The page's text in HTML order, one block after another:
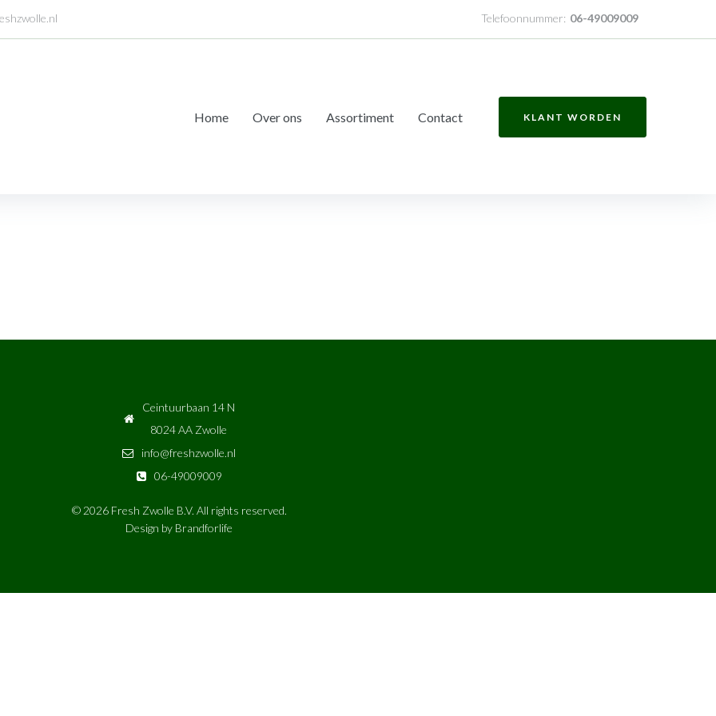
Telefoonnummer: 06-49009009
Home Over ons Assortiment Contact KLANT WORDEN
Ceintuurbaan 14 N
8024 AA Zwolle
info@freshzwolle.nl
06-49009009
© 2026 Fresh Zwolle B.V. All rights reserved.
Design by Brandforlife